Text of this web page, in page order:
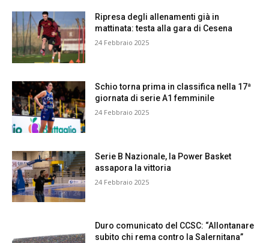
Ripresa degli allenamenti già in
mattinata: testa alla gara di Cesena
24 Febbraio 2025
Schio torna prima in classifica nella 17ª
giornata di serie A1 femminile
24 Febbraio 2025
Serie B Nazionale, la Power Basket
assapora la vittoria
24 Febbraio 2025
Duro comunicato del CCSC: “Allontanare
subito chi rema contro la Salernitana”